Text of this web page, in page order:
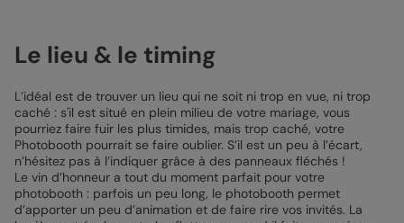
Le lieu & le timing
L’idéal est de trouver un lieu qui ne soit ni trop en vue, ni trop
caché : s'il est situé en plein milieu de votre mariage, vous
pourriez faire fuir les plus timides, mais trop caché, votre
Photobooth pourrait se faire oublier. S’il est un peu à l’écart,
n’hésitez pas à l’indiquer grâce à des panneaux fléchés !
Le vin d’honneur a tout du moment parfait pour votre
photobooth : parfois un peu long, le photobooth permet
d’apporter un peu d’animation et de faire rire vos invités. La